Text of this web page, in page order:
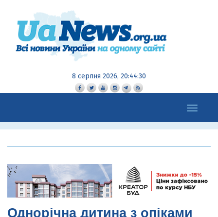
8 серпня 2026, 20:44:32
Toggle
navigation
Однорічна дитина з опіками